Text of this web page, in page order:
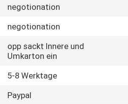
negotionation
negotionation
opp sackt Innere und
Umkarton ein
5-8 Werktage
Paypal